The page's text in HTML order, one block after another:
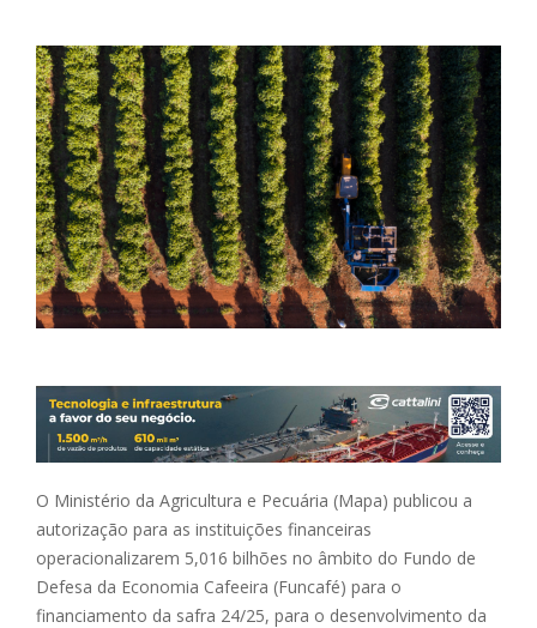
O Ministério da Agricultura e Pecuária (Mapa) publicou a
autorização para as instituições financeiras
operacionalizarem 5,016 bilhões no âmbito do Fundo de
Defesa da Economia Cafeeira (Funcafé) para o
financiamento da safra 24/25, para o desenvolvimento da